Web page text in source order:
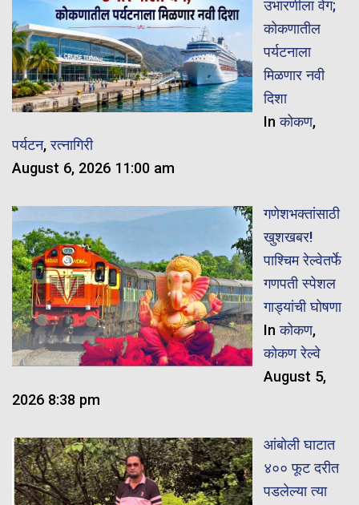
उभारणीला वेग;
कोकणातील
पर्यटनाला
मिळणार नवी
दिशा
Inकोकण,
पर्यटन,रत्नागिरी
August 6, 2026 11:00 am
गणेशभक्तांसाठी
खुशखबर!
पाश्चिम रेल्वेतर्फे
गणपती स्पेशल
गाड्यांची घोषणा
Inकोकण,
कोकण रेल्वे
August 5,
2026 8:38 pm
आंबोली घाटात
४०० फूट दरीत
पडलेल्या त्या